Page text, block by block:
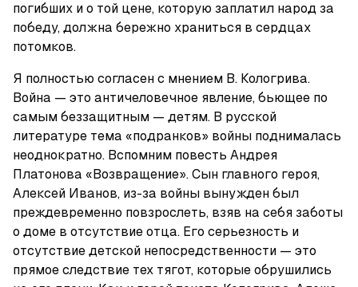
погибших и о той цене, которую заплатил народ за
победу, должна бережно храниться в сердцах
потомков.
Я полностью согласен с мнением В. Кологрива.
Война — это античеловечное явление, бьющее по
самым беззащитным — детям. В русской
литературе тема «подранков» войны поднималась
неоднократно. Вспомним повесть Андрея
Платонова «Возвращение». Сын главного героя,
Алексей Иванов, из-за войны вынужден был
преждевременно повзрослеть, взяв на себя заботы
о доме в отсутствие отца. Его серьезность и
отсутствие детской непосредственности — это
прямое следствие тех тягот, которые обрушились